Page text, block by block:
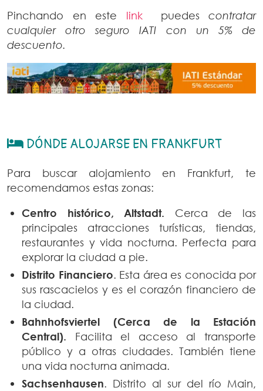
Pinchando en este link puedes contratar
cualquier otro seguro IATI con un 5% de
descuento.
DÓNDE ALOJARSE EN FRANKFURT
Para buscar alojamiento en Frankfurt, te
recomendamos estas zonas:
Centro histórico, Altstadt. Cerca de las
principales atracciones turísticas, tiendas,
restaurantes y vida nocturna. Perfecta para
explorar la ciudad a pie.
Distrito Financiero. Esta área es conocida por
sus rascacielos y es el corazón financiero de
la ciudad.
Bahnhofsviertel (Cerca de la Estación
Central). Facilita el acceso al transporte
público y a otras ciudades. También tiene
una vida nocturna animada.
Sachsenhausen. Distrito al sur del río Main,